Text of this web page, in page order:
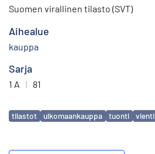
Suomen virallinen tilasto (SVT)
Aihealue
kauppa
Sarja
1 A | 81
Avainsanat
tilastot ulkomaankauppa tuonti vienti